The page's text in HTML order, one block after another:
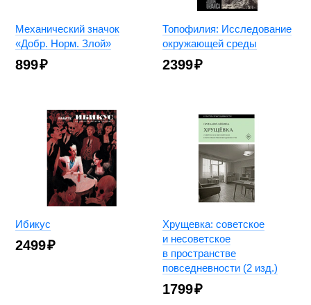
Механический значок
«Добр. Норм. Злой»
899₽
Топофилия: Исследование
окружающей среды
2399₽
Ибикус
2499₽
Хрущевка: советское
и несоветское
в пространстве
повседневности (2 изд.)
1799₽